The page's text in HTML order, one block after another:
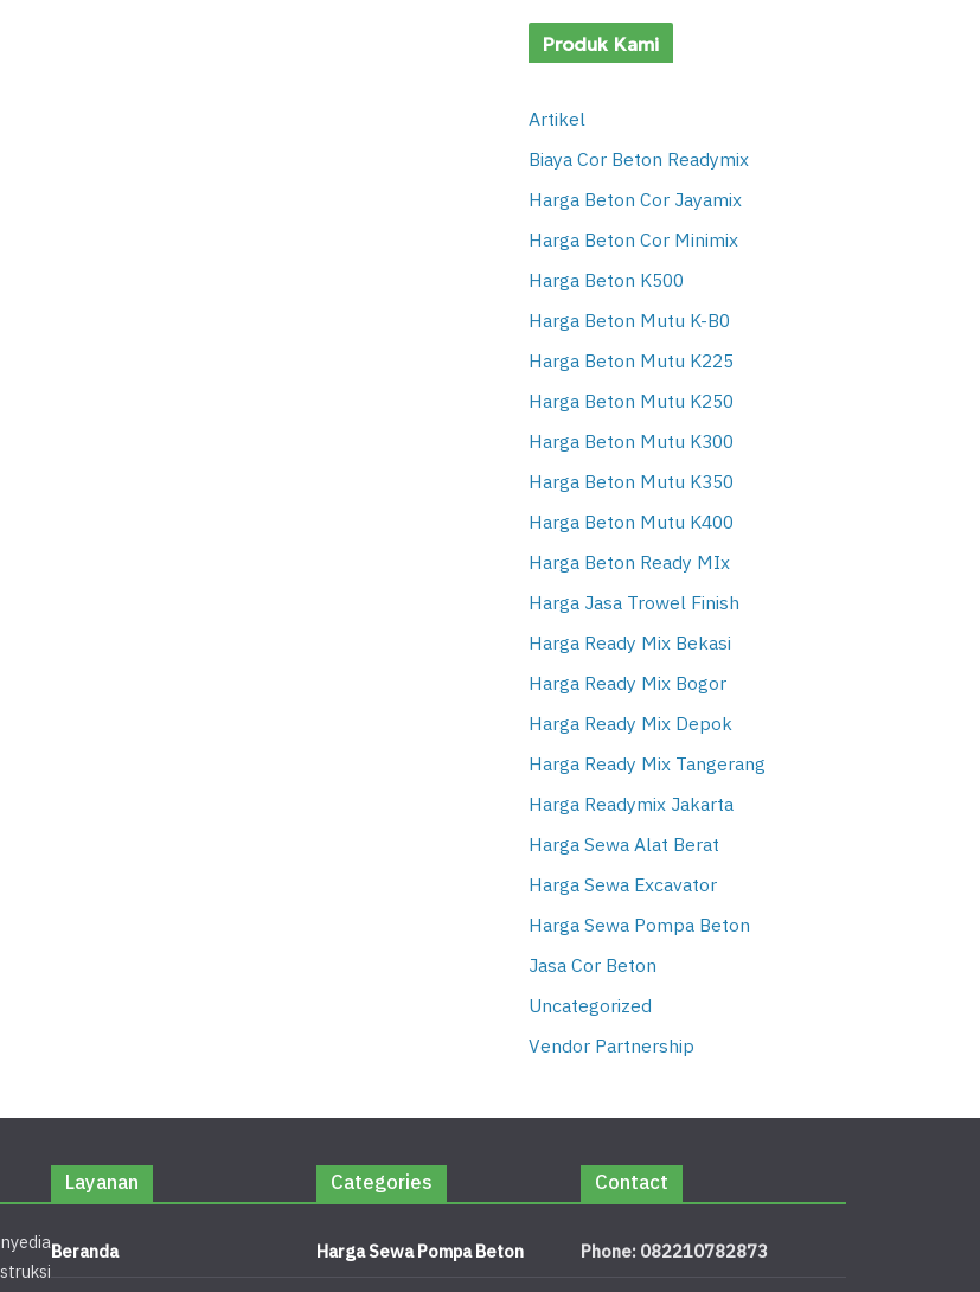
Produk Kami
Artikel
Biaya Cor Beton Readymix
Harga Beton Cor Jayamix
Harga Beton Cor Minimix
Harga Beton K500
Harga Beton Mutu K-B0
Harga Beton Mutu K225
Harga Beton Mutu K250
Harga Beton Mutu K300
Harga Beton Mutu K350
Harga Beton Mutu K400
Harga Beton Ready MIx
Harga Jasa Trowel Finish
Harga Ready Mix Bekasi
Harga Ready Mix Bogor
Harga Ready Mix Depok
Harga Ready Mix Tangerang
Harga Readymix Jakarta
Harga Sewa Alat Berat
Harga Sewa Excavator
Harga Sewa Pompa Beton
Jasa Cor Beton
Uncategorized
Vendor Partnership
Layanan
Beranda
Categories
Harga Sewa Pompa Beton
Contact
Phone: 082210782873